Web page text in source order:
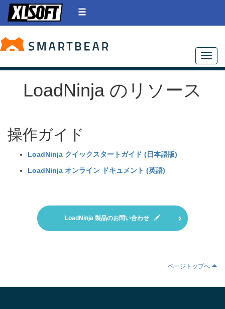
LoadNinja のリソース
操作ガイド
LoadNinja クイックスタートガイド (日本語版)
LoadNinja オンライン ドキュメント (英語)
LoadNinja 製品のお問い合わせ
ページトップへ